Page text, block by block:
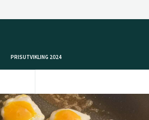
PRISUTVIKLING 2024